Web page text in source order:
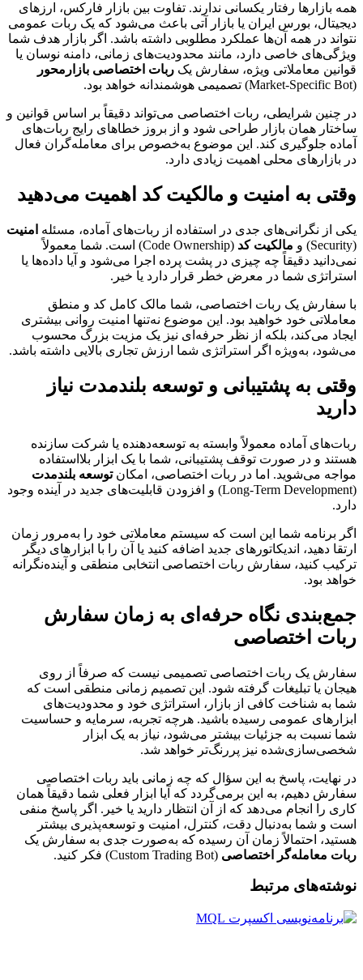
همه بازارها رفتار یکسانی ندارند. تفاوت بین بازار فارکس، ارزهای
دیجیتال، بورس ایران یا بازار آتی باعث می‌شود که یک ربات عمومی
نتواند در همه آن‌ها عملکرد مطلوبی داشته باشد. اگر بازار هدف شما
ویژگی‌های خاصی دارد، مانند محدودیت‌های زمانی، دامنه نوسان یا
قوانین معاملاتی ویژه، سفارش یک ربات اختصاصی بازارمحور
(Market-Specific Bot) تصمیمی هوشمندانه خواهد بود.
در چنین شرایطی، ربات اختصاصی می‌تواند دقیقاً بر اساس قوانین و
ساختار همان بازار طراحی شود و از بروز خطاهای رایج ربات‌های
آماده جلوگیری کند. این موضوع به‌خصوص برای معامله‌گران فعال
در بازارهای محلی اهمیت زیادی دارد.
وقتی به امنیت و مالکیت کد اهمیت می‌دهید
یکی از نگرانی‌های جدی در استفاده از ربات‌های آماده، مسئله امنیت
(Security) و
مالکیت کد
(Code Ownership) است. شما معمولاً
نمی‌دانید دقیقاً چه چیزی در پشت پرده اجرا می‌شود و آیا داده‌ها یا
استراتژی شما در معرض خطر قرار دارد یا خیر.
با سفارش یک ربات اختصاصی، شما مالک کامل کد و منطق
معاملاتی خود خواهید بود. این موضوع نه‌تنها امنیت روانی بیشتری
ایجاد می‌کند، بلکه از نظر حرفه‌ای نیز یک مزیت بزرگ محسوب
می‌شود، به‌ویژه اگر استراتژی شما ارزش تجاری بالایی داشته باشد.
وقتی به پشتیبانی و توسعه بلندمدت نیاز
دارید
ربات‌های آماده معمولاً وابسته به توسعه‌دهنده یا شرکت سازنده
هستند و در صورت توقف پشتیبانی، شما با یک ابزار بلااستفاده
مواجه می‌شوید. اما در ربات اختصاصی، امکانتوسعه بلندمدت
(Long-Term Development) و افزودن قابلیت‌های جدید در آینده وجود
دارد.
اگر برنامه شما این است که سیستم معاملاتی خود را به‌مرور زمان
ارتقا دهید، اندیکاتورهای جدید اضافه کنید یا آن را با ابزارهای دیگر
ترکیب کنید، سفارش ربات اختصاصی انتخابی منطقی و آینده‌نگرانه
خواهد بود.
جمع‌بندی نگاه حرفه‌ای به زمان سفارش
ربات اختصاصی
سفارش یک ربات اختصاصی تصمیمی نیست که صرفاً از روی
هیجان یا تبلیغات گرفته شود. این تصمیم زمانی منطقی است که
شما به شناخت کافی از بازار، استراتژی خود و محدودیت‌های
ابزارهای عمومی رسیده باشید. هرچه تجربه، سرمایه و حساسیت
شما نسبت به جزئیات بیشتر می‌شود، نیاز به یک ابزار
شخصی‌سازی‌شده نیز پررنگ‌تر خواهد شد.
در نهایت، پاسخ به این سؤال که چه زمانی باید ربات اختصاصی
سفارش دهیم، به این برمی‌گردد که آیا ابزار فعلی شما دقیقاً همان
کاری را انجام می‌دهد که از آن انتظار دارید یا خیر. اگر پاسخ منفی
است و شما به‌دنبال دقت، کنترل، امنیت و توسعه‌پذیری بیشتر
هستید، احتمالاً زمان آن رسیده که به‌صورت جدی به سفارش یک
ربات معامله‌گر اختصاصی (Custom Trading Bot) فکر کنید.
نوشته‌های مرتبط